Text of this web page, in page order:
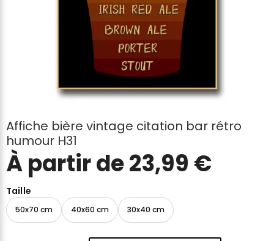
Affiche bière vintage citation bar rétro
humour H31
À partir de23,99 €
Taille
50x70 cm 40x60 cm 30x40 cm